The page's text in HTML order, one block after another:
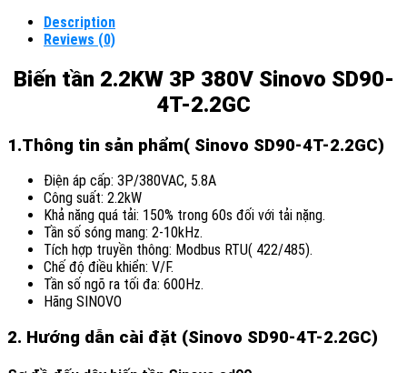
Description
Reviews (0)
Biến tần 2.2KW 3P 380V Sinovo SD90-
4T-2.2GC
1.Thông tin sản phẩm( Sinovo SD90-4T-2.2GC)
Điện áp cấp: 3P/380VAC, 5.8A
Công suất: 2.2kW
Khả năng quá tải: 150% trong 60s đối với tải nặng.
Tần số sóng mang: 2-10kHz.
Tích hợp truyền thông: Modbus RTU( 422/485).
Chế độ điều khiển: V/F.
Tần số ngõ ra tối đa: 600Hz.
Hãng SINOVO
2. Hướng dẫn cài đặt (Sinovo SD90-4T-2.2GC)